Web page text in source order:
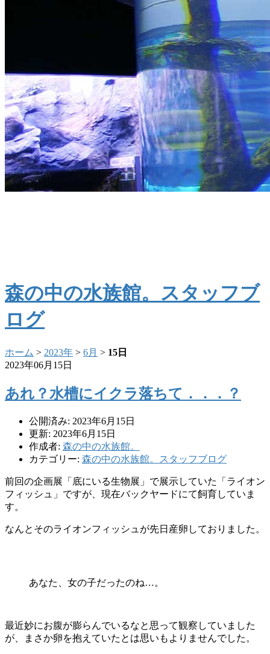
森の中の水族館。スタッフブ
ログ
ホーム > 2023年 > 6月 > 15日
2023年06月15日
あれ？水槽にイクラ落ちて．．．？
公開済み: 2023年6月15日
更新: 2023年6月15日
作成者: 森の中の水族館。
カテゴリー: 森の中の水族館。スタッフブログ
前回の企画展「底にいる生物展」で展示していた「 ライオン
フィッシュ」ですが、 現在バックヤードにて飼育していま
す。
なんとそのライオンフィッシュが先日産卵しておりました。
あなた、女の子だったのね…。
最近妙にお腹が膨らんでいるなと思って観察 していました
が、
まさか卵を抱えていたとは思いもよりませんでした。